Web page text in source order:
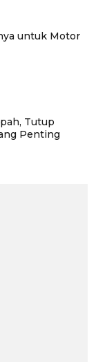
untuk Motor
Tutup
Penting